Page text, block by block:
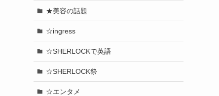
★美容の話題
☆ingress
☆SHERLOCKで英語
☆SHERLOCK祭
☆エンタメ